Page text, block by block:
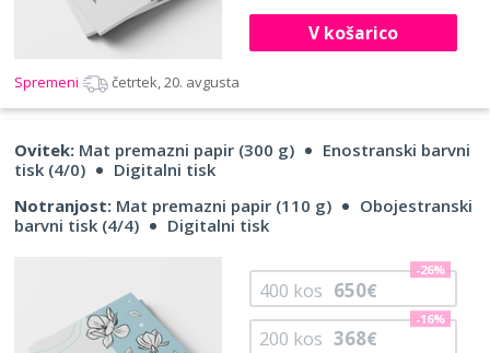
V košarico
Spremeni četrtek, 20. avgusta
Ovitek: Mat premazni papir (300 g)
Enostranski barvni
tisk (4/0)
Digitalni tisk
Notranjost: Mat premazni papir (110 g)
Obojestranski
barvni tisk (4/4)
Digitalni tisk
200 kos 368€
-16%
400 kos 650€
-26%